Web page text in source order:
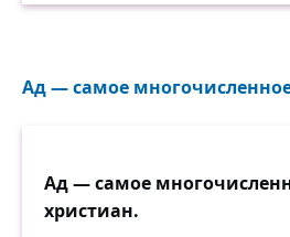
Ад — самое
Ад — самое
христиан.